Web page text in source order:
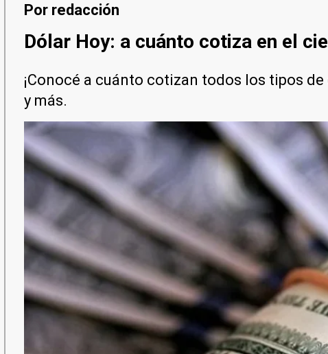
Por redacción
Dólar Hoy: a cuánto cotiza en el
¡Conocé a cuánto cotizan todos los tipos
y más.